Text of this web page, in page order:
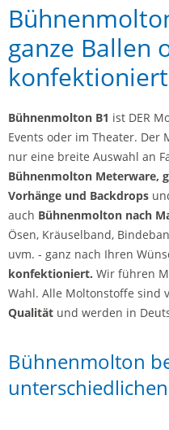
ganze Ballen
konfektioniert
Bühnenmolton B1 ist DER
Events oder im Theater.
nur eine breite Auswahl an
Bühnenmolton Meterware,
Vorhänge und Backdrops
auch Bühnenmolton nach
Ösen, Kräuselband,
uvm. - ganz nach Ihren
konfektioniert. Wir führen
Wahl. Alle Moltonstoffe sind
Qualität und werden in
Bühnenmolton